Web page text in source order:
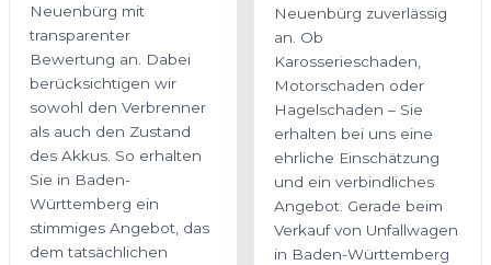
Neuenbürg mit
transparenter
Bewertung an. Dabei
berücksichtigen wir
sowohl den Verbrenner
als auch den Zustand
des Akkus. So erhalten
Sie in Baden-
Württemberg ein
stimmiges Angebot, das
dem tatsächlichen
Neuenbürg zuverlässig
an. Ob
Karosserieschaden,
Motorschaden oder
Hagelschaden – Sie
erhalten bei uns eine
ehrliche Einschätzung
und ein verbindliches
Angebot. Gerade beim
Verkauf von Unfallwagen
in Baden-Württemberg